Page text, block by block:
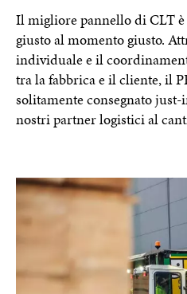
Il migliore pannello di CLT
giusto al momento giusto.
individuale e il
tra la fabbrica e il cliente, il
solitamente consegnato
nostri partner logistici al